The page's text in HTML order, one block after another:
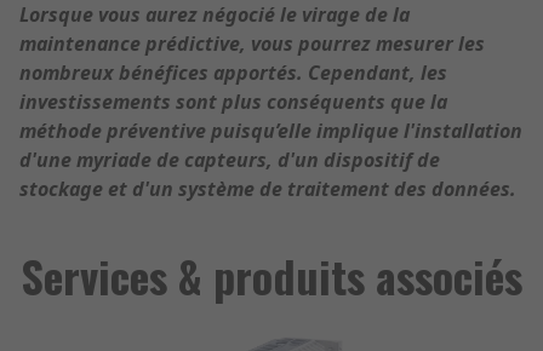
Lorsque vous aurez négocié le virage de la
maintenance prédictive, vous pourrez mesurer les
nombreux bénéfices apportés. Cependant, les
investissements sont plus conséquents que la
méthode préventive puisqu’elle implique l'installation
d'une myriade de capteurs, d'un dispositif de
stockage et d'un système de traitement des données.
Services & produits associés